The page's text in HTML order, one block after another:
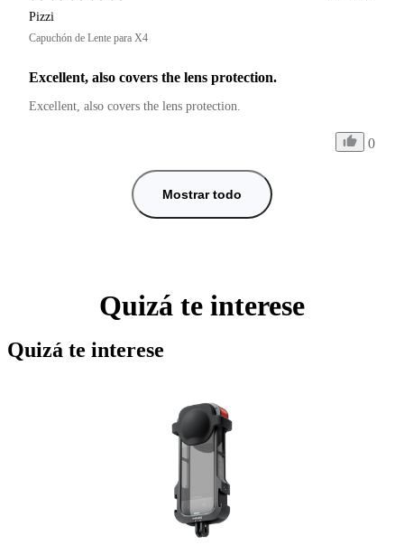
Pizzi
Capuchón de Lente para X4
Excellent, also covers the lens protection.
Excellent, also covers the lens protection.
0
Mostrar todo
Quizá te interese
Quizá te interese